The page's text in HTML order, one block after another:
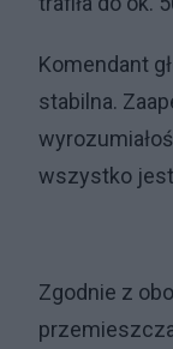
Komendant
stabilna.
wszystko jest
Zgodnie z